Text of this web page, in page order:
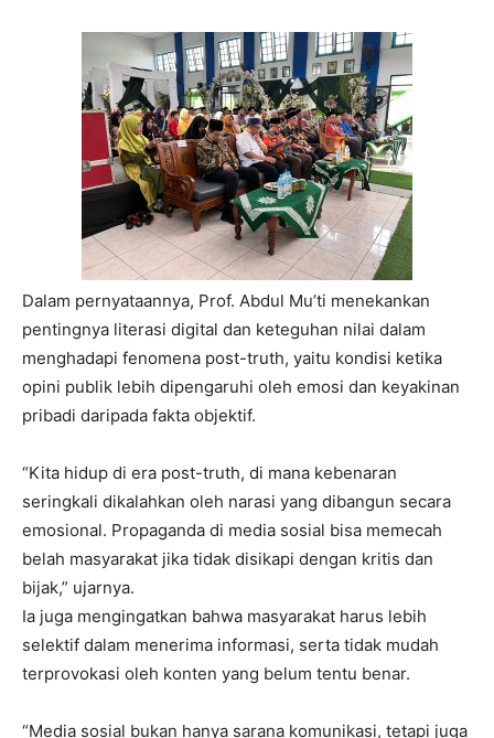
Dalam pernyataannya, Prof. Abdul Mu’ti menekankan
pentingnya literasi digital dan keteguhan nilai dalam
menghadapi fenomena post-truth, yaitu kondisi ketika
opini publik lebih dipengaruhi oleh emosi dan keyakinan
pribadi daripada fakta objektif.
“Kita hidup di era post-truth, di mana kebenaran
seringkali dikalahkan oleh narasi yang dibangun secara
emosional. Propaganda di media sosial bisa memecah
belah masyarakat jika tidak disikapi dengan kritis dan
bijak,” ujarnya.
Ia juga mengingatkan bahwa masyarakat harus lebih
selektif dalam menerima informasi, serta tidak mudah
terprovokasi oleh konten yang belum tentu benar.
“Media sosial bukan hanya sarana komunikasi, tetapi juga